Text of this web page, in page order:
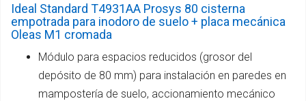
Ideal Standard T4931AA Prosys 80 cisterna
empotrada para inodoro de suelo + placa mecánica
Oleas M1 cromada
Módulo para espacios reducidos (grosor del
depósito de 80 mm) para instalación en paredes en
mampostería de suelo, accionamiento mecánico